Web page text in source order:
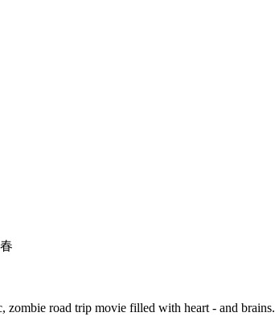
road trip movie filled with heart - and brains.